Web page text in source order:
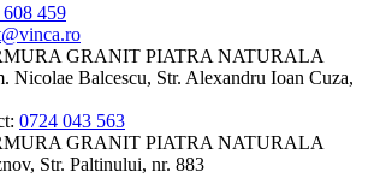
459
GRANIT PIATRA NATURALA
Nicolae Balcescu, Str. Alexandru Ioan Cuza,
0724 043 563
GRANIT PIATRA NATURALA
Str. Paltinului, nr. 883